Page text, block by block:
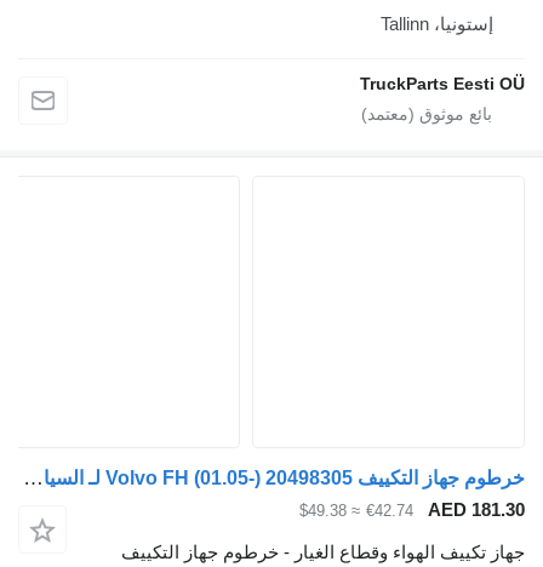
إستونيا، Tallinn
TruckParts Eesti
خرطوم جهاز التكييف Volvo FH (01.05-) 20498305 لـ السيارات القاطرة Volvo FH12, FH16, NH12, FH, VNL780 (1993-2014)
AED
€42.74
≈ $49.38
تكييف الهواء وقطاع الغيار - خرطوم جهاز التكييف